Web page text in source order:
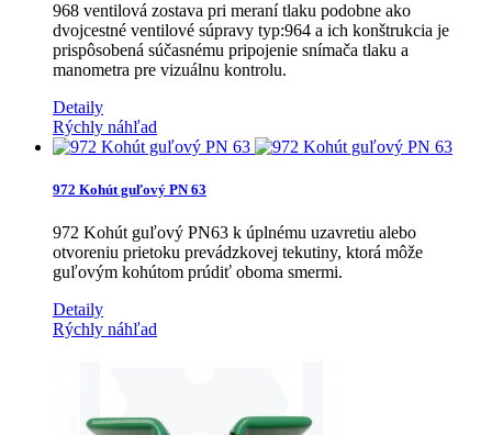
968 ventilová zostava pri meraní tlaku podobne ako
dvojcestné ventilové súpravy typ:964 a ich konštrukcia je
prispôsobená súčasnému pripojenie snímača tlaku a
manometra pre vizuálnu kontrolu.
Detaily
Rýchly náhľad
972 Kohút guľový PN 63
972 Kohút guľový PN63 k úplnému uzavretiu alebo
otvoreniu prietoku prevádzkovej tekutiny, ktorá môže
guľovým kohútom prúdiť oboma smermi.
Detaily
Rýchly náhľad